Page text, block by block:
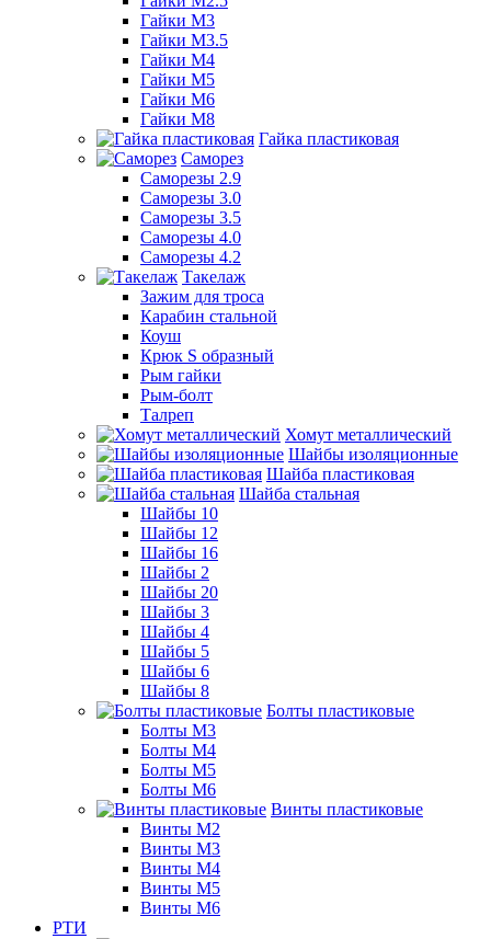
Гайки М3
Гайки М3.5
Гайки М4
Гайки М5
Гайки М6
Гайки М8
Гайка пластиковая
Саморез
Саморезы 2.9
Саморезы 3.0
Саморезы 3.5
Саморезы 4.0
Саморезы 4.2
Такелаж
Зажим для троса
Карабин стальной
Коуш
Крюк S образный
Рым гайки
Рым-болт
Талреп
Хомут металлический
Шайбы изоляционные
Шайба пластиковая
Шайба стальная
Шайбы 10
Шайбы 12
Шайбы 16
Шайбы 2
Шайбы 20
Шайбы 3
Шайбы 4
Шайбы 5
Шайбы 6
Шайбы 8
Болты пластиковые
Болты М3
Болты М4
Болты М5
Болты М6
Винты пластиковые
Винты М2
Винты М3
Винты М4
Винты М5
Винты М6
РТИ